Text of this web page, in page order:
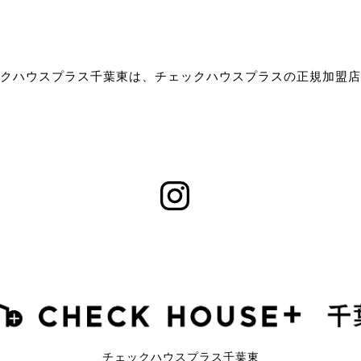
ハウスプラス千葉東は、チェックハウスプラスの正規加盟
チェックハウスプラス千葉東